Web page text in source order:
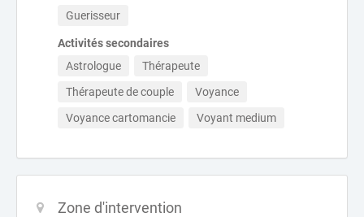
Guerisseur
Activités secondaires
Astrologue
Thérapeute
Thérapeute de couple
Voyance
Voyance cartomancie
Voyant medium
Zone d'intervention